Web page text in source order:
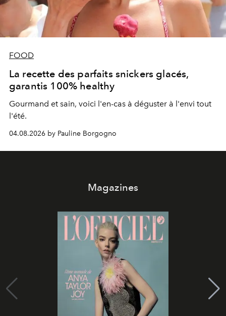
FOOD
La recette des parfaits snickers glacés,
garantis 100% healthy
Gourmand et sain, voici l'en-cas à déguster à l'envi tout
l'été.
04.08.2026 by Pauline Borgogno
Magazines